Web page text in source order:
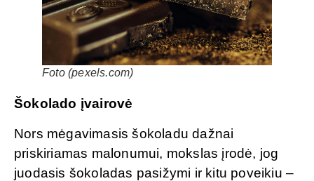
Foto (pexels.com)
Šokolado įvairovė
Nors mėgavimasis šokoladu dažnai
priskiriamas malonumui, mokslas įrodė, jog
juodasis šokoladas pasižymi ir kitu poveikiu –